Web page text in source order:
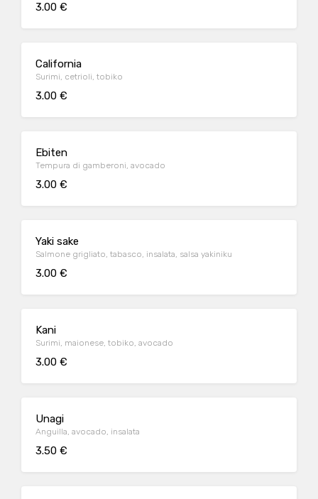
3.00 €
California
Surimi, cetrioli, tobiko
3.00 €
Ebiten
Tempura di gamberoni, avocado
3.00 €
Yaki sake
Salmone grigliato, tabasco, insalata, salsa yakiniku
3.00 €
Kani
Surimi, maionese, tobiko, avocado
3.00 €
Unagi
Anguilla, avocado, insalata
3.50 €